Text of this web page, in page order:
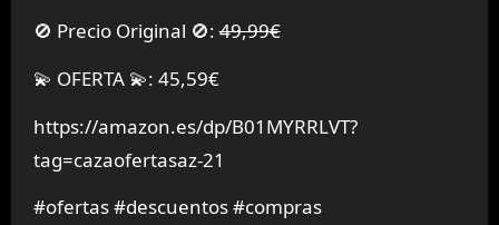
🚫 Precio Original 🚫:49,99€
💫 OFERTA 💫: 45,59€
https://amazon.es/dp/B01MYRRLVT?
tag=cazaofertasaz-21
#ofertas #descuentos #compras